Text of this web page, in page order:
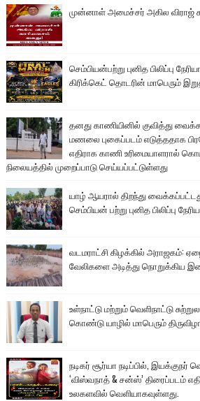
முன்னாள் அமைச்சர் அகில விராஜ்
செம்பியன்பற்று புனித பிலிப்பு
கிரிக்கெட் தொடரின் மாபெரும்
தனது காணியினில் குவித்து
மணலை புகைப்படம் எடுத்ததாக
எதிராக காணி உரிமையாளரால்
நிலையத்தில் முறைப்பாடு செய்யப்பட்டுள்ளது
யாழ் ஆயரால் திறந்து வைக்கப்பட்டது
செம்பியன் பற்று புனித பிலிப்பு
வடமராட்சி கிழக்கில் அராஜகம்:
வேலிகளை அடித்து நொறுக்கிய
உள்நாட்டு மற்றும் வெளிநாட்டு
கொண்டு யாழில் மாபெரும்
நடிகர் சூர்யா நடிப்பில், இயக்குநர்
‘விஸ்வநாத் & சன்ஸ்’ திரைப்படம்
உலகளவில் வெளியாகவுள்ளது.